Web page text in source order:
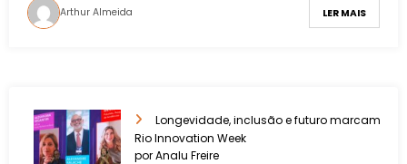
Arthur Almeida LER MAIS
Longevidade, inclusão e futuro marcam
Rio Innovation Week
por Analu Freire